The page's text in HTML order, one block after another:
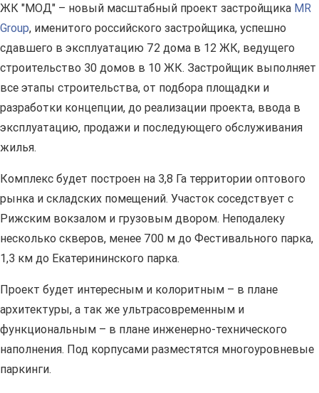
ЖК "МОД" – новый масштабный проект застройщика MR
Group, именитого российского застройщика, успешно
сдавшего в эксплуатацию 72 дома в 12 ЖК, ведущего
строительство 30 домов в 10 ЖК. Застройщик выполняет
все этапы строительства, от подбора площадки и
разработки концепции, до реализации проекта, ввода в
эксплуатацию, продажи и последующего обслуживания
жилья.
Комплекс будет построен на 3,8 Га территории оптового
рынка и складских помещений. Участок соседствует с
Рижским вокзалом и грузовым двором. Неподалеку
несколько скверов, менее 700 м до Фестивального парка,
1,3 км до Екатерининского парка.
Проект будет интересным и колоритным – в плане
архитектуры, а так же ультрасовременным и
функциональным – в плане инженерно-технического
наполнения. Под корпусами разместятся многоуровневые
паркинги.